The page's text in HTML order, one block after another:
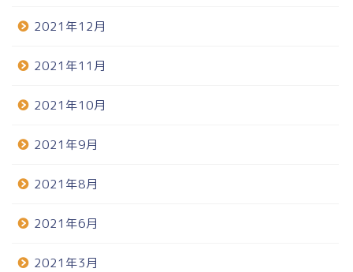
2021年12月
2021年11月
2021年10月
2021年9月
2021年8月
2021年6月
2021年3月